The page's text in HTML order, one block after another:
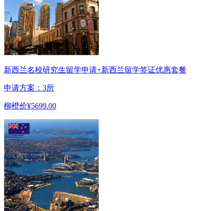
新西兰名校研究生留学申请+新西兰留学签证优惠套餐
申请方案：3所
柳橙价¥5699.00